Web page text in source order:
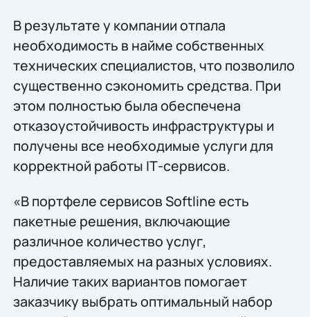
В результате у компании отпала
необходимость в найме собственных
технических специалистов, что позволило
существенно сэкономить средства. При
этом полностью была обеспечена
отказоустойчивость инфраструктуры и
получены все необходимые услуги для
корректной работы IТ-сервисов.
«В портфеле сервисов Softline есть
пакетные решения, включающие
различное количество услуг,
предоставляемых на разных условиях.
Наличие таких вариантов помогает
заказчику выбрать оптимальный набор